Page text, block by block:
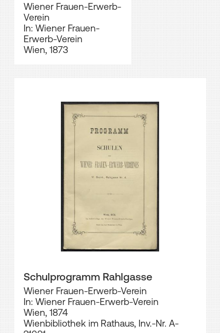
Wiener Frauen-Erwerb-
Verein
In: Wiener Frauen-
Erwerb-Verein
Wien, 1873
Schulprogramm Rahlgasse
Wiener Frauen-Erwerb-Verein
In: Wiener Frauen-Erwerb-Verein
Wien, 1874
Wienbibliothek im Rathaus, Inv.-Nr. A-